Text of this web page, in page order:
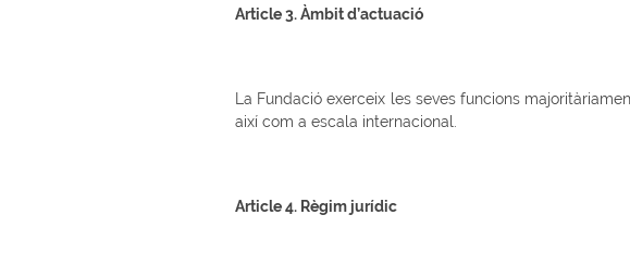
Article 3. Àmbit d’actuació
La Fundació exerceix les seves funcions
així com a escala internacional.
Article 4. Règim jurídic